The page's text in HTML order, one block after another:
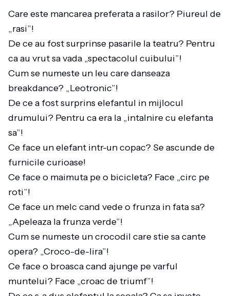
Care este mancarea preferata a rasilor? Piureul de
„rasi”!
De ce au fost surprinse pasarile la teatru? Pentru
ca au vrut sa vada „spectacolul cuibului”!
Cum se numeste un leu care danseaza
breakdance? „Leotronic”!
De ce a fost surprins elefantul in mijlocul
drumului? Pentru ca era la „intalnire cu elefanta
sa”!
Ce face un elefant intr-un copac? Se ascunde de
furnicile curioase!
Ce face o maimuta pe o bicicleta? Face „circ pe
roti”!
Ce face un melc cand vede o frunza in fata sa?
„Apeleaza la frunza verde”!
Cum se numeste un crocodil care stie sa cante
opera? „Croco-de-lira”!
Ce face o broasca cand ajunge pe varful
muntelui? Face „croac de triumf”!